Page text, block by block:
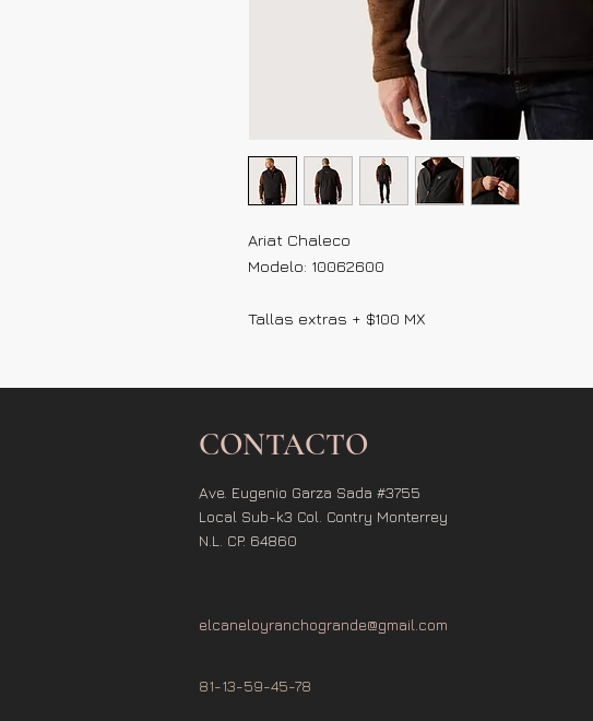
Ariat Chaleco
Modelo: 10062600
Tallas extras + $100 MX
CONTACTO
Ave. Eugenio Garza Sada #3755
Local Sub-k3 Col. Contry Monterrey
N.L. CP. 64860
elcaneloyranchogrande@gmail.com
81-13-59-45-78